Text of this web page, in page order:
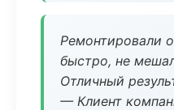
Ремонтировали
быстро, не
Отличный
— Клиент